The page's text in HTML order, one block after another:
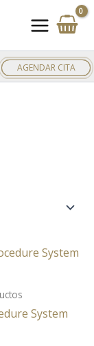
AGENDAR CITA
System